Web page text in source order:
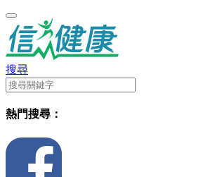
搜尋
熱門搜尋：